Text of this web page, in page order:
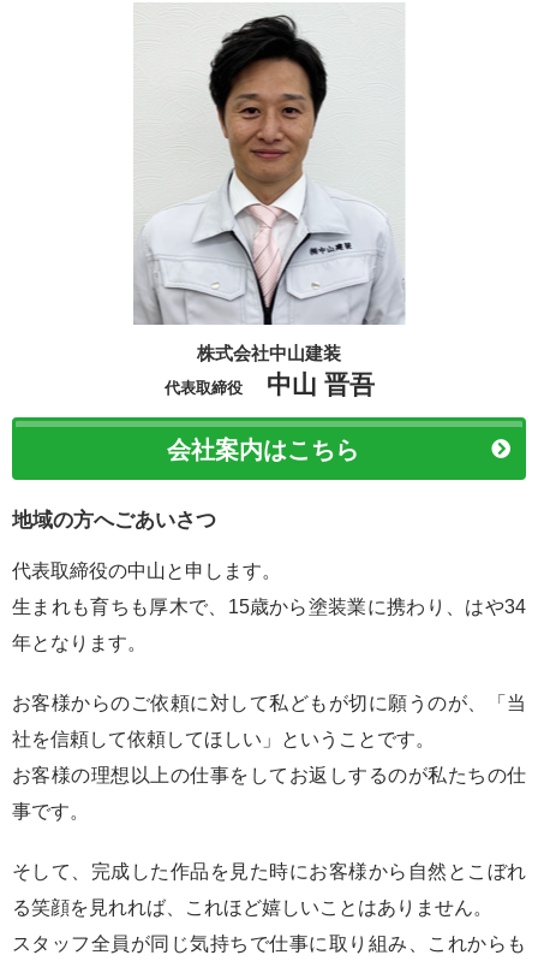
株式会社中山建装
代表取締役 中山 晋吾
会社案内はこちら
地域の方へごあいさつ
代表取締役の中山と申します。
生まれも育ちも厚木で、15歳から塗装業に携わり、はや34
年となります。
お客様からのご依頼に対して私どもが切に願うのが、「当
社を信頼して依頼してほしい」ということです。
お客様の理想以上の仕事をしてお返しするのが私たちの仕
事です。
そして、完成した作品を見た時にお客様から自然とこぼれ
る笑顔を見れれば、これほど嬉しいことはありません。
スタッフ全員が同じ気持ちで仕事に取り組み、これからも